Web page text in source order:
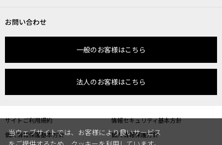
お問い合わせ
一般のお客様はこちら
法人のお客様はこちら
サイトご利用規約
情報セキュリティ基本方針
個人情報保護基本方針
個人情報保護方針
当ウェブサイトでは、お客様により良いサービス